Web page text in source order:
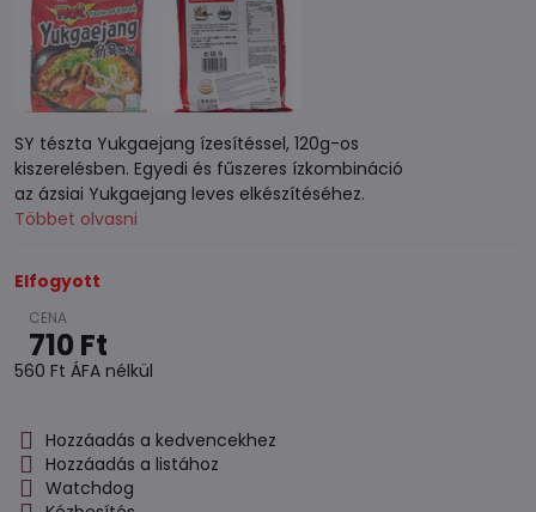
SY tészta Yukgaejang ízesítéssel, 120g-os
kiszerelésben. Egyedi és fűszeres ízkombináció
az ázsiai Yukgaejang leves elkészítéséhez.
Többet olvasni
Elfogyott
710 Ft
560 Ft ÁFA nélkül
Hozzáadás a kedvencekhez
Hozzáadás a listához
Watchdog